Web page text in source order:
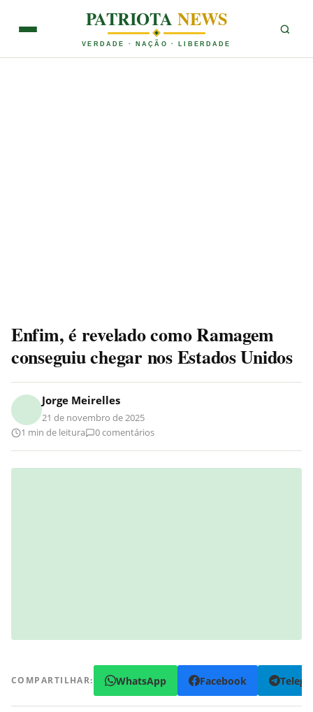
PATRIOTANEWS
VERDADE · NAÇÃO · LIBERDADE
Enfim, é revelado como Ramagem
conseguiu chegar nos Estados Unidos
Jorge Meirelles
21 de novembro de 2025
1 min de leitura
0 comentários
COMPARTILHAR: WhatsApp Facebook